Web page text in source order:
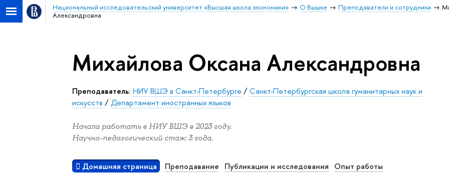
Национальный исследовательский университет «Высшая школа экономики» О Вышке Преподаватели и сотрудники
Александровна
Михайлова Оксана Александровна
Преподаватель: НИУ ВШЭ в Санкт-Петербурге /Санкт-Петербургская школа гуманитарных наук и
искусств /Департамент иностранных языков
Начала работать в НИУ ВШЭ в 2023 году.
Научно-педагогический стаж: 3 года.
Домашняя страница Преподавание Публикации и исследования
Опыт работы